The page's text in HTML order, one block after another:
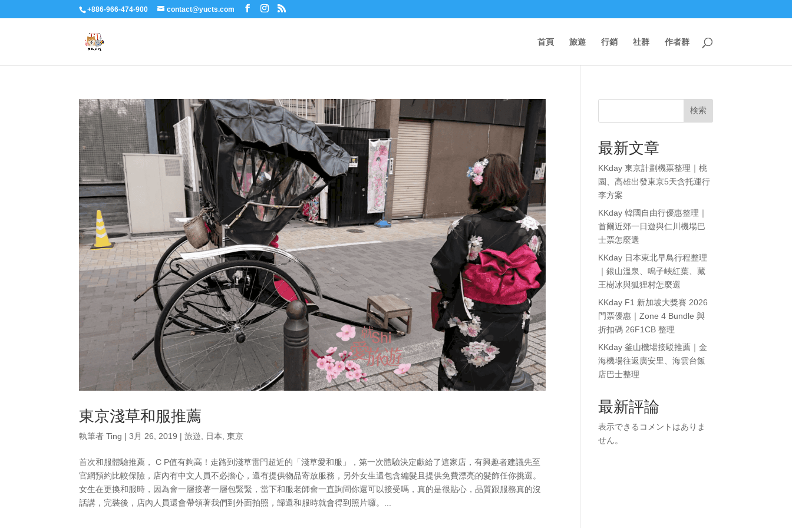
+886-966-474-900 contact@yucts.com
首頁 旅遊 行銷 社群 作者群
東京淺草和服推薦
執筆者Ting |3月 26, 2019 |旅遊 日本 ,東京
首次和服體驗推薦， C P值有夠高！走路到淺草雷門超近的「淺草愛和服」，第一次體驗決定獻給了這家店，有興趣者建議先至
官網預約比較保險，店內有中文人員不必擔心，還有提供物品寄放服務，另外女生還包含編髮且提供免費漂亮的髮飾任你挑選。
女生在更換和服時，因為會一層接著一層包緊緊，當下和服老師會一直詢問你還可以接受嗎，真的是很貼心，品質跟服務真的沒
話講，完裝後，店內人員還會帶領著我們到外面拍照，歸還和服時就會得到照片囉。...
検索
最新文章
KKday 東京計劃機票整理｜桃
園、高雄出發東京5天含托運行
李方案
KKday 韓國自由行優惠整理｜
首爾近郊一日遊與仁川機場巴
士票怎麼選
KKday 日本東北早鳥行程整理
｜銀山溫泉、鳴子峽紅葉、藏
王樹冰與狐狸村怎麼選
KKday F1 新加坡大獎賽 2026
門票優惠｜Zone 4 Bundle 與
折扣碼 26F1CB 整理
KKday 釜山機場接駁推薦｜金
海機場往返廣安里、海雲台飯
店巴士整理
最新評論
表示できるコメントはありま
せん。